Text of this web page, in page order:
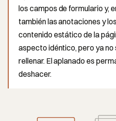
los campos de formulario y,
también las anotaciones y
contenido estático de la
aspecto idéntico, pero ya no
rellenar. El aplanado es
deshacer.